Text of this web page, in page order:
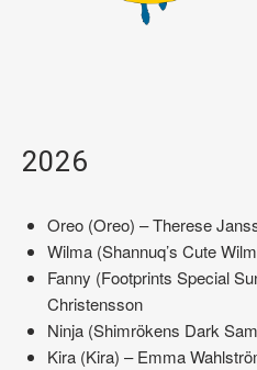
2026
Oreo (Oreo) – Therese
Wilma (Shannuq’s Cute
Fanny (Footprints Special
Christensson
Ninja (Shimrökens Dark
Kira (Kira) – Emma